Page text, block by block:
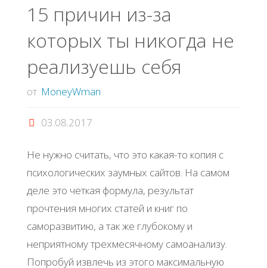
которые
помогут
Вам
15 причин из-за
которых ты никогда не
реализуешь себя
от MoneyWman
03.08.2017
Не нужно считать, что это какая-то копия с
психологических заумных сайтов. На самом
деле это четкая формула, результат
прочтения многих статей и книг по
саморазвитию, а так же глубокому и
неприятному трехмесячному самоанализу.
Попробуй извлечь из этого максимальную